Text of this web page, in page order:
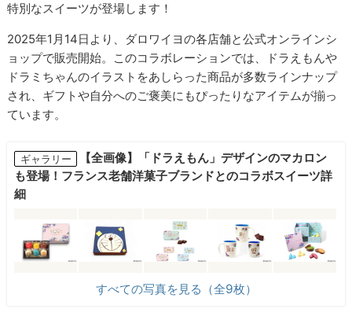
特別なスイーツが登場します！
2025年1月14日より、ダロワイヨの各店舗と公式オンラインシ
ョップで販売開始。このコラボレーションでは、ドラえもんや
ドラミちゃんのイラストをあしらった商品が多数ラインナップ
され、ギフトや自分へのご褒美にもぴったりなアイテムが揃っ
ています。
ギャラリー
【全画像】「ドラえもん」デザインのマカロン
も登場！フランス老舗洋菓子ブランドとのコラボスイーツ詳
細
すべての写真を見る（全9枚）